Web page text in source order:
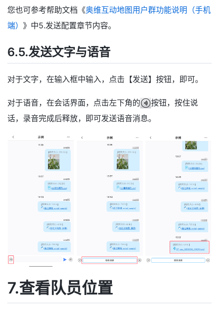
您也可参考帮助文档《奥维互动地图用户群功能说明（手机
端） 》中5.发送配置章节内容。
6.5.发送文字与语音
对于文字，在输入框中输入，点击【发送】按钮，即可。
对于语音，在会话界面，点击左下角的
按钮，按住说
话，录音完成后释放，即可发送语音消息。
7.查看队员位置